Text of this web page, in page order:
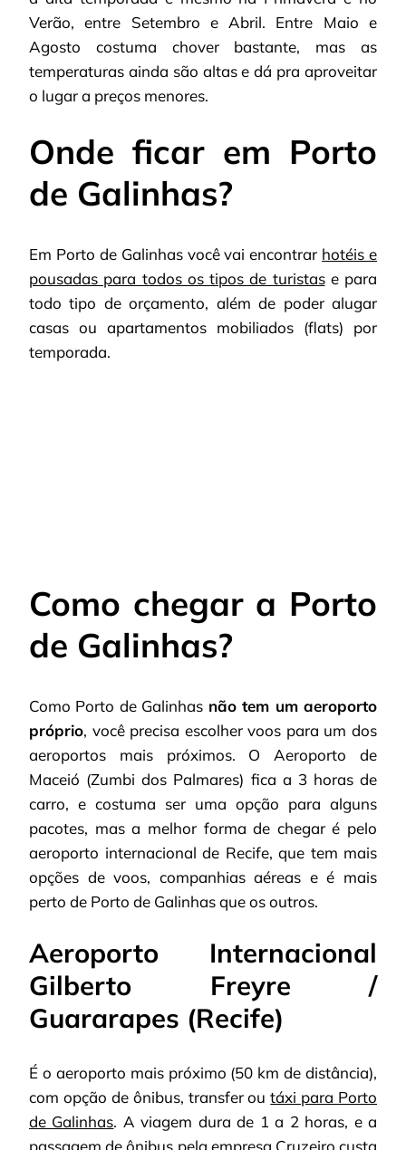
Verão, entre Setembro e Abril. Entre Maio e
Agosto costuma chover bastante, mas as
temperaturas ainda são altas e dá pra aproveitar
o lugar a preços menores.
Onde ficar em Porto
de Galinhas?
Em Porto de Galinhas você vai encontrar hotéis e
pousadas para todos os tipos de turistase para
todo tipo de orçamento, além de poder alugar
casas ou apartamentos mobiliados (flats) por
temporada.
Como chegar a Porto
de Galinhas?
Como Porto de Galinhas não tem um aeroporto
próprio, você precisa escolher voos para um dos
aeroportos mais próximos. O Aeroporto de
Maceió (Zumbi dos Palmares) fica a 3 horas de
carro, e costuma ser uma opção para alguns
pacotes, mas a melhor forma de chegar é pelo
aeroporto internacional de Recife, que tem mais
opções de voos, companhias aéreas e é mais
perto de Porto de Galinhas que os outros.
Aeroporto Internacional
Gilberto Freyre /
Guararapes (Recife)
É o aeroporto mais próximo (50 km de distância),
com opção de ônibus, transfer outáxi para Porto
de Galinhas. A viagem dura de 1 a 2 horas, e a